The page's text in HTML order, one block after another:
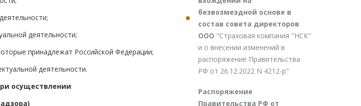
деятельности;
принадлежат Российской Федерации;
деятельности.
осуществлении
безвозмездной основе в
состав совета директоров
ООО "Страховая компания "НСК"
и о внесении изменений в
распоряжение Правительства
РФ от 26.12.2022 N 4212-р"
Распоряжение
Правительства РФ от